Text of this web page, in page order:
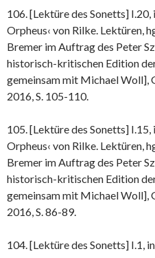
106. [Lektüre des Sonetts] I.20,
Orpheus‹ von Rilke. Lektüren,
Bremer im Auftrag des Peter
historisch-kritischen Edition der
gemeinsam mit Michael Woll],
2016, S. 105-110.
105. [Lektüre des Sonetts] I.15,
Orpheus‹ von Rilke. Lektüren,
Bremer im Auftrag des Peter
historisch-kritischen Edition der
gemeinsam mit Michael Woll],
2016, S. 86-89.
104. [Lektüre des Sonetts] I.1,